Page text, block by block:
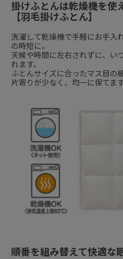
掛けふとんは乾燥機を使
【羽毛掛けふとん】
洗濯して乾燥機で手軽にお手入
の時短に。
天候や時間に左右されずに、い
れます。
ふとんサイズに合ったマス目の
片寄りが少なく、均一に保てます
順番を組み替えて快適な